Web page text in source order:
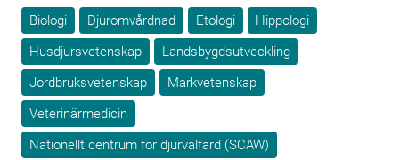
Biologi Djuromvårdnad Etologi
Hippologi
Husdjursvetenskap
Landsbygdsutveckling
Jordbruksvetenskap
Markvetenskap
Veterinärmedicin
Nationellt centrum för djurvälfärd (SCAW)